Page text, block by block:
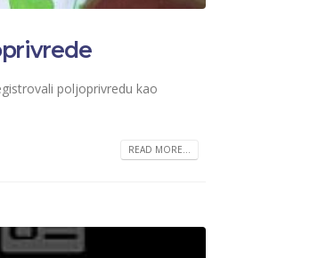
poljoprivredu kao
READ MORE...